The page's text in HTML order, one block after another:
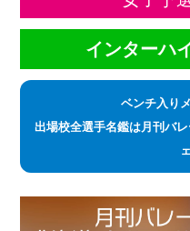
インターハ
ベンチ入り
出場校全選手名鑑は月刊バ